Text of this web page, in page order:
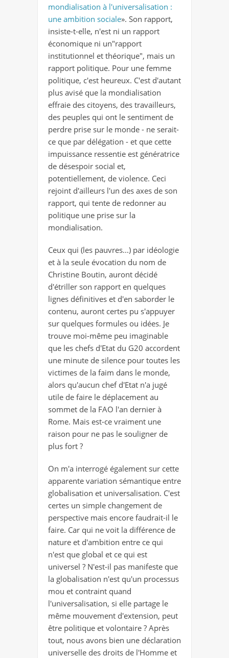
mondialisation à l'universalisation :
une ambition sociale». Son rapport,
insiste-t-elle, n'est ni un rapport
économique ni un"rapport
institutionnel et théorique", mais un
rapport politique. Pour une femme
politique, c'est heureux. C'est d'autant
plus avisé que la mondialisation
effraie des citoyens, des travailleurs,
des peuples qui ont le sentiment de
perdre prise sur le monde - ne serait-
ce que par délégation - et que cette
impuissance ressentie est génératrice
de désespoir social et,
potentiellement, de violence. Ceci
rejoint d'ailleurs l'un des axes de son
rapport, qui tente de redonner au
politique une prise sur la
mondialisation.
Ceux qui (les pauvres...) par idéologie
et à la seule évocation du nom de
Christine Boutin, auront décidé
d'étriller son rapport en quelques
lignes définitives et d'en saborder le
contenu, auront certes pu s'appuyer
sur quelques formules ou idées. Je
trouve moi-même peu imaginable
que les chefs d'Etat du G20 accordent
une minute de silence pour toutes les
victimes de la faim dans le monde,
alors qu'aucun chef d'Etat n'a jugé
utile de faire le déplacement au
sommet de la FAO l'an dernier à
Rome. Mais est-ce vraiment une
raison pour ne pas le souligner de
plus fort ?
On m'a interrogé également sur cette
apparente variation sémantique entre
globalisation et universalisation. C'est
certes un simple changement de
perspective mais encore faudrait-il le
faire. Car qui ne voit la différence de
nature et d'ambition entre ce qui
n'est que global et ce qui est
universel ? N'est-il pas manifeste que
la globalisation n'est qu'un processus
mou et contraint quand
l'universalisation, si elle partage le
même mouvement d'extension, peut
être politique et volontaire ? Après
tout, nous avons bien une déclaration
universelle des droits de l'Homme et